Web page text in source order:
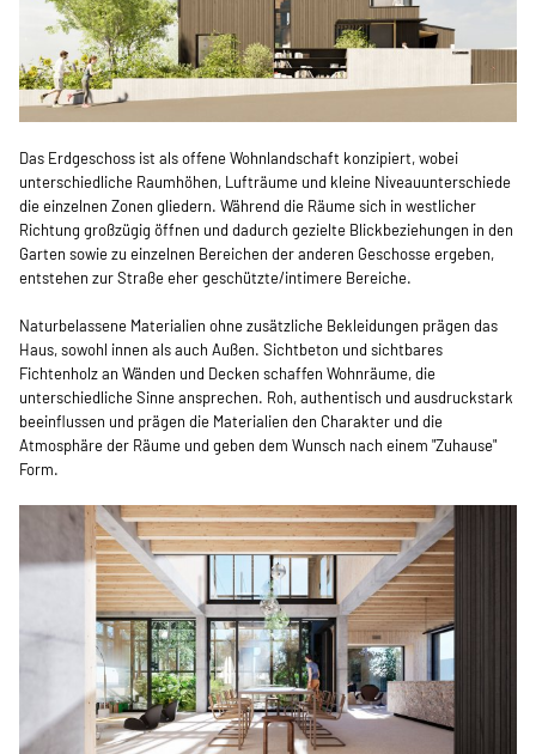
Das Erdgeschoss ist als offene Wohnlandschaft konzipiert, wobei
unterschiedliche Raumhöhen, Lufträume und kleine Niveauunterschiede
die einzelnen Zonen gliedern. Während die Räume sich in westlicher
Richtung großzügig öffnen und dadurch gezielte Blickbeziehungen in den
Garten sowie zu einzelnen Bereichen der anderen Geschosse ergeben,
entstehen zur Straße eher geschützte/intimere Bereiche.
Naturbelassene Materialien ohne zusätzliche Bekleidungen prägen das
Haus, sowohl innen als auch Außen. Sichtbeton und sichtbares
Fichtenholz an Wänden und Decken schaffen Wohnräume, die
unterschiedliche Sinne ansprechen. Roh, authentisch und ausdruckstark
beeinflussen und prägen die Materialien den Charakter und die
Atmosphäre der Räume und geben dem Wunsch nach einem "Zuhause"
Form.